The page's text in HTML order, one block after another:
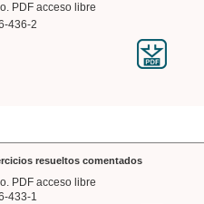
PDF acceso libre
436-2
resueltos comentados
PDF acceso libre
433-1